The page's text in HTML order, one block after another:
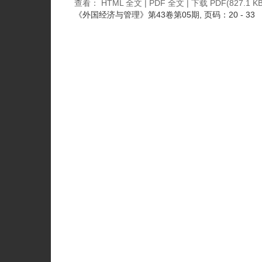
查看： HTML 全文 | PDF 全文 | 下载 PDF(827.1
《外国经济与管理》 第43卷第05期 , 页码：20 - 33